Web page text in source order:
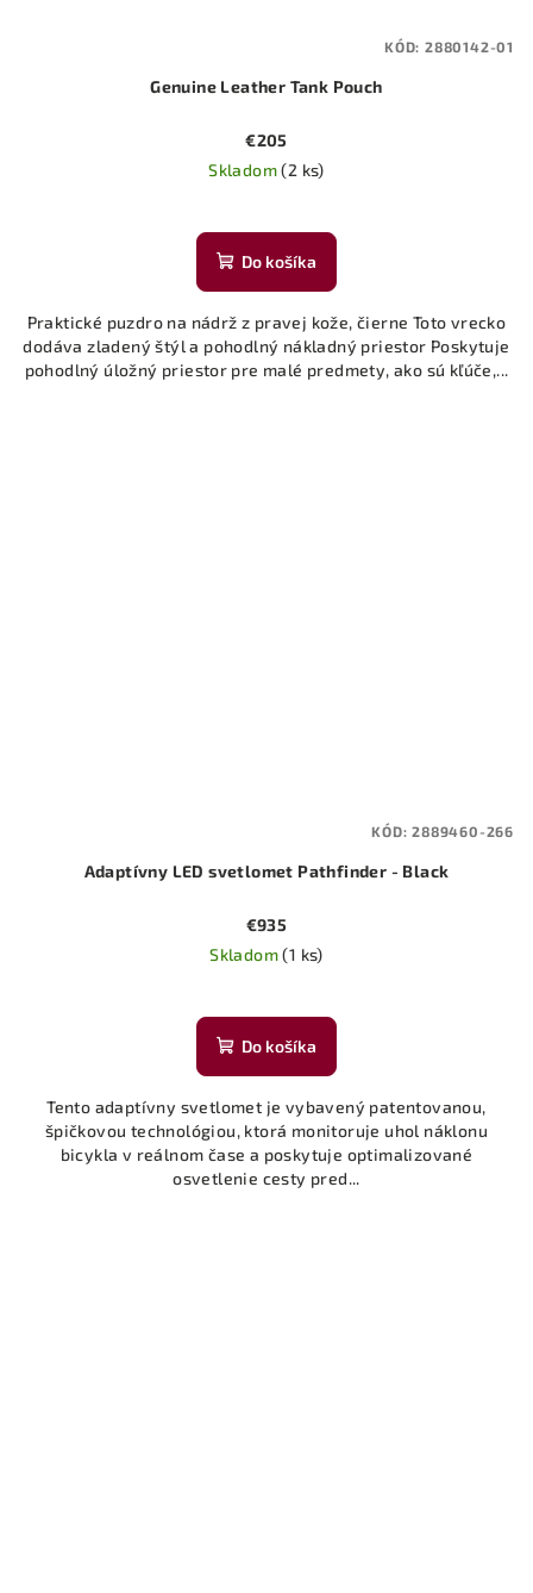
Genuine Leather Tank Pouch
€205
Skladom(2 ks)
Do košíka
Praktické puzdro na nádrž z pravej kože, čierne Toto vrecko
dodáva zladený štýl a pohodlný nákladný priestor Poskytuje
pohodlný úložný priestor pre malé predmety, ako sú kľúče,...
KÓD: 2880142-01
Adaptívny LED svetlomet Pathfinder - Black
€935
Skladom(1 ks)
Do košíka
Tento adaptívny svetlomet je vybavený patentovanou,
špičkovou technológiou, ktorá monitoruje uhol náklonu
bicykla v reálnom čase a poskytuje optimalizované
osvetlenie cesty pred...
KÓD:2889460-266